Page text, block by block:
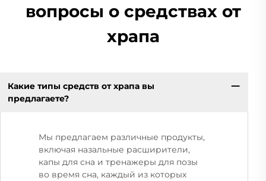
вопросы о средствах от
храпа
Какие типы средств от храпа вы
предлагаете?
Мы предлагаем различные продукты,
включая назальные расширители,
капы для сна и тренажеры для позы
во время сна, каждый из которых